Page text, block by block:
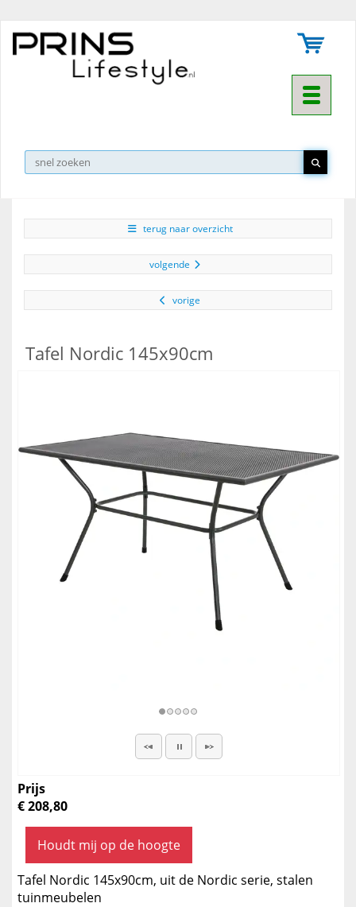
Toggle
▼
terug naar overzicht
volgende
vorige
Tafel Nordic 145x90cm
Prijs
€ 208,80
Houdt mij op de hoogte
Tafel Nordic 145x90cm, uit de Nordic serie, stalen
tuinmeubelen